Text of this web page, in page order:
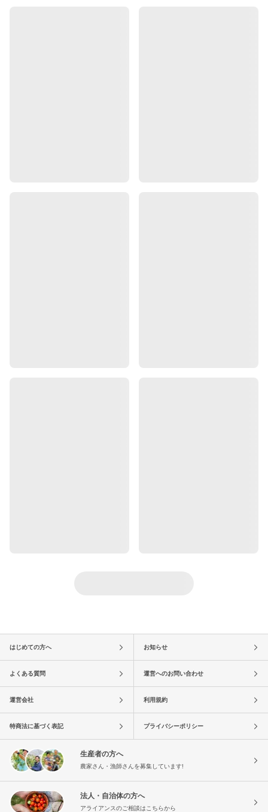
はじめての方へ お知らせ
よくある質問 運営へのお問い合わせ
運営会社 利用規約
特商法に基づく表記 プライバシーポリシー
生産者の方へ
農家さん・漁師さんを募集しています!
法人・自治体の方へ
アライアンスのご相談はこちらから